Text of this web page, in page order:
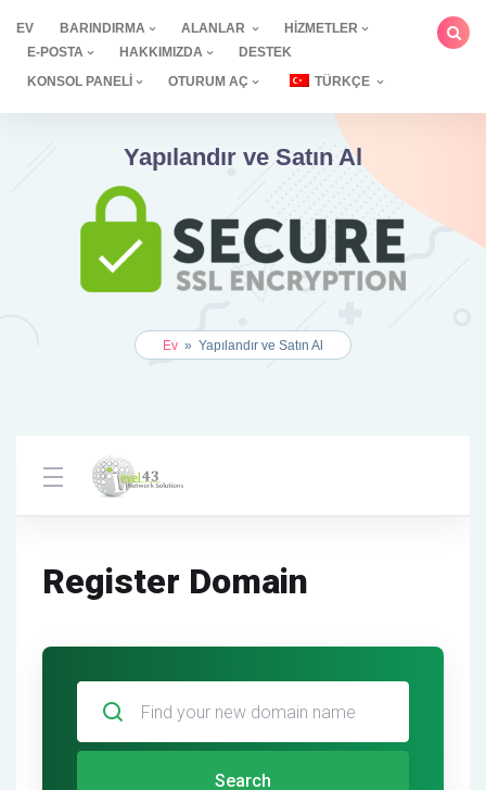
geçEV BARINDIRMA ALANLAR
HIZMETLER
E-POSTA
HAKKIMIZDA
DESTEK
KONSOL PANELI
OTURUM AÇ TÜRKÇE
Yapılandır ve Satın Al
Ev » Yapılandır ve Satın Al